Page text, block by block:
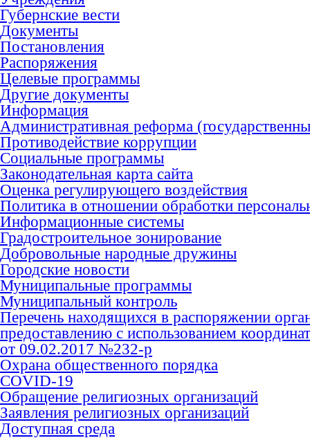
Губернские вести
Документы
Постановления
Распоряжения
Целевые программы
Другие документы
Информация
Административная реформа
Противодействие коррупции
Социальные программы
Законодательная карта сайта
Оценка регулирующего воздействия
Политика в отношении обработки
Информационные системы
Градостроительное зонирование
Добровольные народные дружины
Городские новости
Муниципальные программы
Муниципальный контроль
Перечень находящихся в распоряжении
предоставлению с использованием
от 09.02.2017 №232-р
Охрана общественного порядка
COVID-19
Обращение религиозных организаций
Заявления религиозных организаций
Доступная среда